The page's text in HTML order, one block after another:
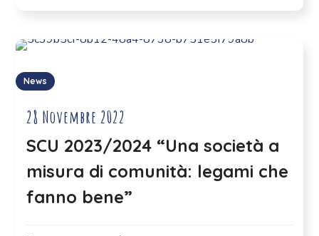
News
28 Novembre 2022
SCU 2023/2024 “Una società a
misura di comunità: legami che
fanno bene”